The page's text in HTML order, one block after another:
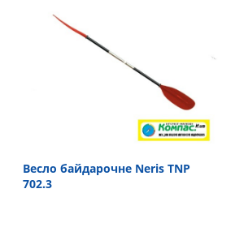
Весло байдарочне Neris TNP
702.3